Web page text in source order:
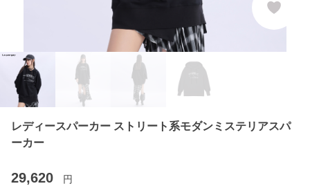
レディースパーカー ストリート系モダンミステリアスパ
ーカー
29,620 円